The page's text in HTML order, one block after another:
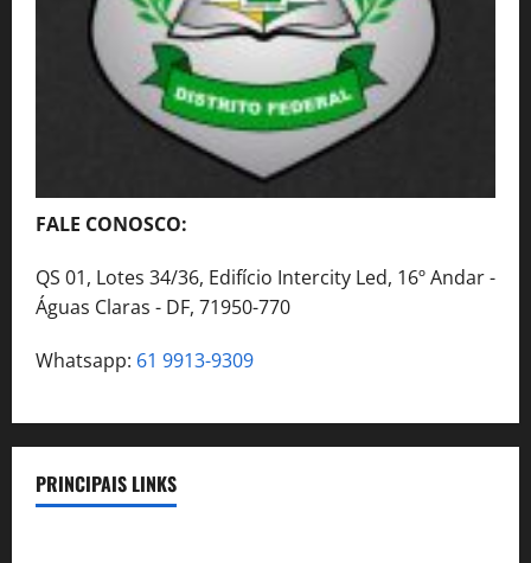
FALE CONOSCO:
QS 01, Lotes 34/36, Edifício Intercity Led, 16º Andar -
Águas Claras - DF, 71950-770
Whatsapp: 61 9913-9309
PRINCIPAIS LINKS